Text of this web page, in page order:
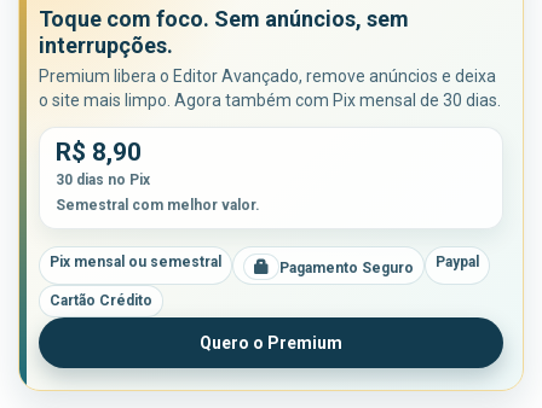
Toque com foco. Sem anúncios, sem
interrupções.
Premium libera o Editor Avançado, remove anúncios e deixa
o site mais limpo. Agora também com Pix mensal de 30 dias.
R$ 8,90
30 dias no Pix
Semestral com melhor valor.
Pix mensal ou semestral Pagamento Seguro Paypal
Cartão Crédito
Quero o Premium